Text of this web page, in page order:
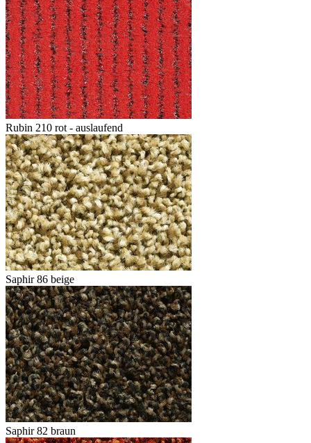
Rubin 210 rot - auslaufend
Saphir 86 beige
Saphir 82 braun